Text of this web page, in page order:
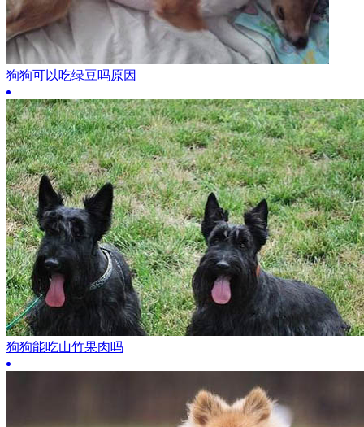
狗狗可以吃绿豆吗原因
狗狗能吃山竹果肉吗